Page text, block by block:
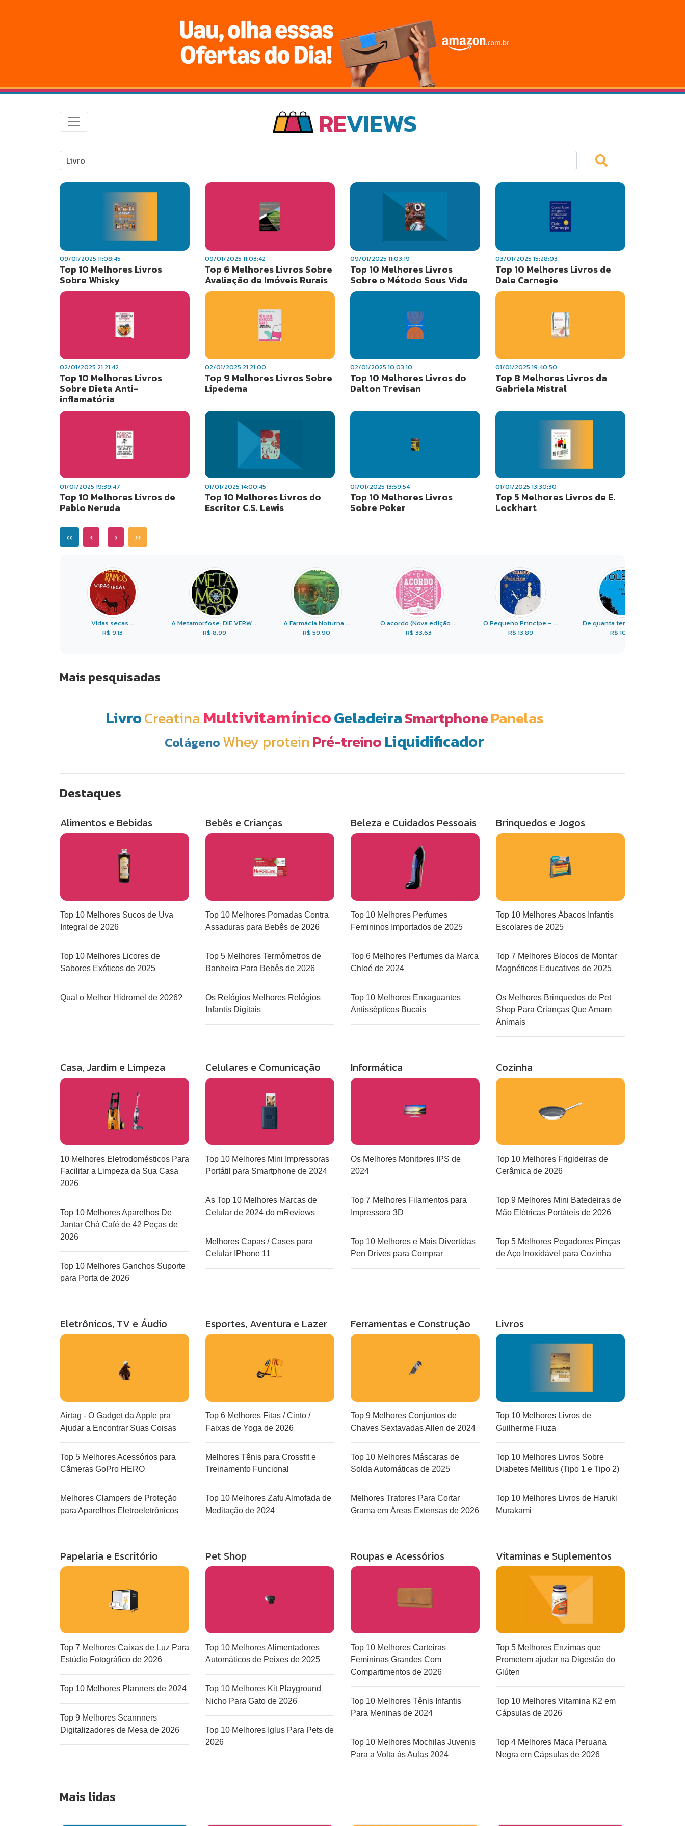
REVIEWS
09/01/2025 11:08:45
Top 10 Melhores Livros
Sobre Whisky
09/01/2025 11:03:42
Top 6 Melhores Livros Sobre
Avaliação de Imóveis Rurais
09/01/2025 11:03:19
Top 10 Melhores Livros
Sobre o Método Sous Vide
03/01/2025 15:28:03
Top 10 Melhores Livros de
Dale Carnegie
02/01/2025 21:21:42
Top 10 Melhores Livros
Sobre Dieta Anti-
inflamatória
02/01/2025 21:21:00
Top 9 Melhores Livros Sobre
Lipedema
02/01/2025 10:03:10
Top 10 Melhores Livros do
Dalton Trevisan
01/01/2025 19:40:50
Top 8 Melhores Livros da
Gabriela Mistral
01/01/2025 19:39:47
Top 10 Melhores Livros de
Pablo Neruda
01/01/2025 14:00:45
Top 10 Melhores Livros do
Escritor C.S. Lewis
01/01/2025 13:59:54
Top 10 Melhores Livros
Sobre Poker
01/01/2025 13:30:30
Top 5 Melhores Livros de E.
Lockhart
‹‹ ‹ › ››
Vidas secas ...
R$ 9,13
A Metamorfose: DIE VERW ...
R$ 8,99
A Farmácia Noturna ...
R$ 59,90
O acordo (Nova edição ...
R$ 33,63
O Pequeno Príncipe – ...
R$ 13,89
De quanta terra precisa ...
R$ 10,38
Mais pesquisadas
LivroCreatina MultivitamínicoGeladeiraSmartphonePanelas
Colágeno Whey proteinPré-treinoLiquidificador
Destaques
Alimentos e Bebidas
Top 10 Melhores Sucos de Uva
Integral de 2026
Top 10 Melhores Licores de
Sabores Exóticos de 2025
Qual o Melhor Hidromel de 2026?
Bebês e Crianças
Top 10 Melhores Pomadas Contra
Assaduras para Bebês de 2026
Top 5 Melhores Termômetros de
Banheira Para Bebês de 2026
Os Relógios Melhores Relógios
Infantis Digitais
Beleza e Cuidados Pessoais
Top 10 Melhores Perfumes
Femininos Importados de 2025
Top 6 Melhores Perfumes da Marca
Chloé de 2024
Top 10 Melhores Enxaguantes
Antissépticos Bucais
Brinquedos e Jogos
Top 10 Melhores Ábacos Infantis
Escolares de 2025
Top 7 Melhores Blocos de Montar
Magnéticos Educativos de 2025
Os Melhores Brinquedos de Pet
Shop Para Crianças Que Amam
Animais
Casa, Jardim e Limpeza
10 Melhores Eletrodomésticos Para
Facilitar a Limpeza da Sua Casa
2026
Top 10 Melhores Aparelhos De
Jantar Chá Café de 42 Peças de
2026
Top 10 Melhores Ganchos Suporte
para Porta de 2026
Celulares e Comunicação
Top 10 Melhores Mini Impressoras
Portátil para Smartphone de 2024
As Top 10 Melhores Marcas de
Celular de 2024 do mReviews
Melhores Capas / Cases para
Celular IPhone 11
Informática
Os Melhores Monitores IPS de
2024
Top 7 Melhores Filamentos para
Impressora 3D
Top 10 Melhores e Mais Divertidas
Pen Drives para Comprar
Cozinha
Top 10 Melhores Frigideiras de
Cerâmica de 2026
Top 9 Melhores Mini Batedeiras de
Mão Elétricas Portáteis de 2026
Top 5 Melhores Pegadores Pinças
de Aço Inoxidável para Cozinha
Eletrônicos, TV e Áudio
Airtag - O Gadget da Apple pra
Ajudar a Encontrar Suas Coisas
Top 5 Melhores Acessórios para
Câmeras GoPro HERO
Melhores Clampers de Proteção
para Aparelhos Eletroeletrônicos
Esportes, Aventura e Lazer
Top 6 Melhores Fitas / Cinto /
Faixas de Yoga de 2026
Melhores Tênis para Crossfit e
Treinamento Funcional
Top 10 Melhores Zafu Almofada de
Meditação de 2024
Ferramentas e Construção
Top 9 Melhores Conjuntos de
Chaves Sextavadas Allen de 2024
Top 10 Melhores Máscaras de
Solda Automáticas de 2025
Melhores Tratores Para Cortar
Grama em Áreas Extensas de 2026
Livros
Top 10 Melhores Livros de
Guilherme Fiuza
Top 10 Melhores Livros Sobre
Diabetes Mellitus (Tipo 1 e Tipo 2)
Top 10 Melhores Livros de Haruki
Murakami
Papelaria e Escritório
Top 7 Melhores Caixas de Luz Para
Estúdio Fotográfico de 2026
Top 10 Melhores Planners de 2024
Top 9 Melhores Scannners
Digitalizadores de Mesa de 2026
Pet Shop
Top 10 Melhores Alimentadores
Automáticos de Peixes de 2025
Top 10 Melhores Kit Playground
Nicho Para Gato de 2026
Top 10 Melhores Iglus Para Pets de
2026
Roupas e Acessórios
Top 10 Melhores Carteiras
Femininas Grandes Com
Compartimentos de 2026
Top 10 Melhores Tênis Infantis
Para Meninas de 2024
Top 10 Melhores Mochilas Juvenis
Para a Volta às Aulas 2024
Vitaminas e Suplementos
Top 5 Melhores Enzimas que
Prometem ajudar na Digestão do
Glúten
Top 10 Melhores Vitamina K2 em
Cápsulas de 2026
Top 4 Melhores Maca Peruana
Negra em Cápsulas de 2026
Mais lidas